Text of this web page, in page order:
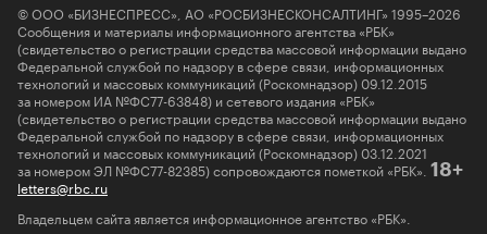
© ООО «БИЗНЕСПРЕСС», АО «РОСБИЗНЕСКОНСАЛТИНГ» 1995–2026
Сообщения и материалы информационного агентства «РБК»
(свидетельство о регистрации средства массовой информации выдано
Федеральной службой по надзору в сфере связи, информационных
технологий и массовых коммуникаций (Роскомнадзор) 09.12.2015
за номером ИА №ФС77-63848) и сетевого издания «РБК»
(свидетельство о регистрации средства массовой информации выдано
Федеральной службой по надзору в сфере связи, информационных
технологий и массовых коммуникаций (Роскомнадзор) 03.12.2021
за номером ЭЛ №ФС77-82385) сопровождаются пометкой «РБК». 18+
letters@rbc.ru
Владельцем сайта является информационное агентство «РБК».